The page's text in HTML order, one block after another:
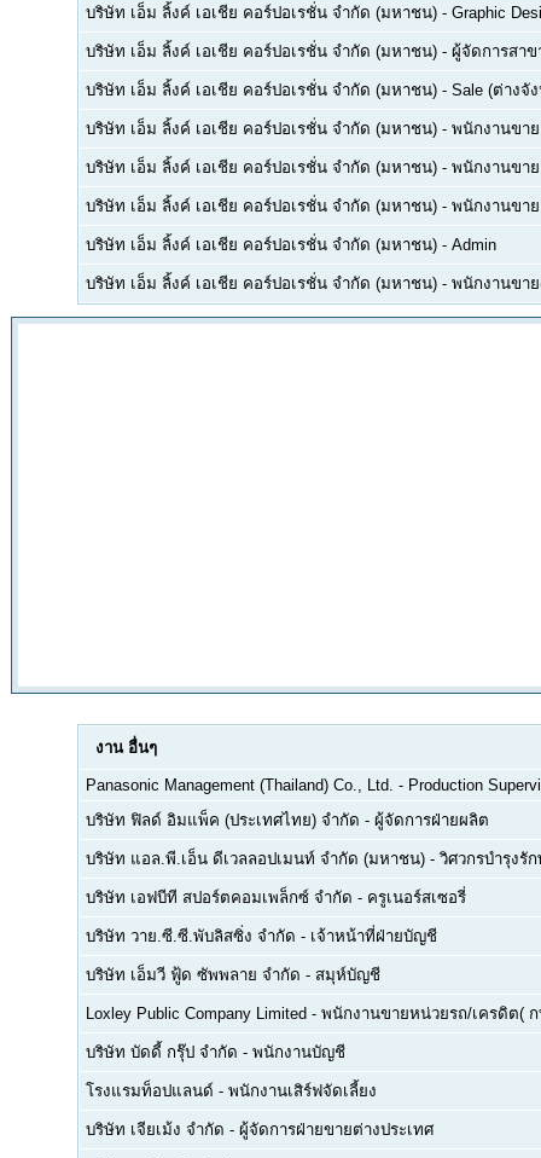
บริษัท เอ็ม ลิ้งค์ เอเชีย คอร์ปอเรชั่น จำกัด (มหาชน) - Graphic
บริษัท เอ็ม ลิ้งค์ เอเชีย คอร์ปอเรชั่น จำกัด (มหาชน) - ผู้จัดการสาข
บริษัท เอ็ม ลิ้งค์ เอเชีย คอร์ปอเรชั่น จำกัด (มหาชน) - Sale (ต่างจั
บริษัท เอ็ม ลิ้งค์ เอเชีย คอร์ปอเรชั่น จำกัด (มหาชน) - พนักงานขา
บริษัท เอ็ม ลิ้งค์ เอเชีย คอร์ปอเรชั่น จำกัด (มหาชน) - พนักงานขา
บริษัท เอ็ม ลิ้งค์ เอเชีย คอร์ปอเรชั่น จำกัด (มหาชน) - พนักงานขาย
บริษัท เอ็ม ลิ้งค์ เอเชีย คอร์ปอเรชั่น จำกัด (มหาชน) - Admin
บริษัท เอ็ม ลิ้งค์ เอเชีย คอร์ปอเรชั่น จำกัด (มหาชน) - พนักงานขา
งาน อื่นๆ
Panasonic Management (Thailand) Co., Ltd. - Production
บริษัท ฟิลด์ อิมแพ็ค (ประเทศไทย) จำกัด - ผู้จัดการฝ่ายผลิต
บริษัท แอล.พี.เอ็น ดีเวลลอปเมนท์ จำกัด (มหาชน) - วิศวกรบำรุงรั
บริษัท เอฟบีที สปอร์ตคอมเพล็กซ์ จำกัด - ครูเนอร์สเซอรี่
บริษัท วาย.ซี.ซี.พับลิสซิ่ง จำกัด - เจ้าหน้าที่ฝ่ายบัญชี
บริษัท เอ็มวี ฟู้ด ซัพพลาย จำกัด - สมุห์บัญชี
Loxley Public Company Limited - พนักงานขายหน่วยรถ/เครดิต(
บริษัท บัดดี้ กรุ๊ป จำกัด - พนักงานบัญชี
โรงแรมท็อปแลนด์ - พนักงานเสิร์ฟจัดเลี้ยง
บริษัท เจียเม้ง จำกัด - ผู้จัดการฝ่ายขายต่างประเทศ